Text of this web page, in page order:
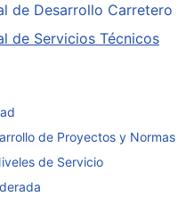
de Desarrollo Carretero
de Servicios Técnicos
de Proyectos y Normas
de Servicio